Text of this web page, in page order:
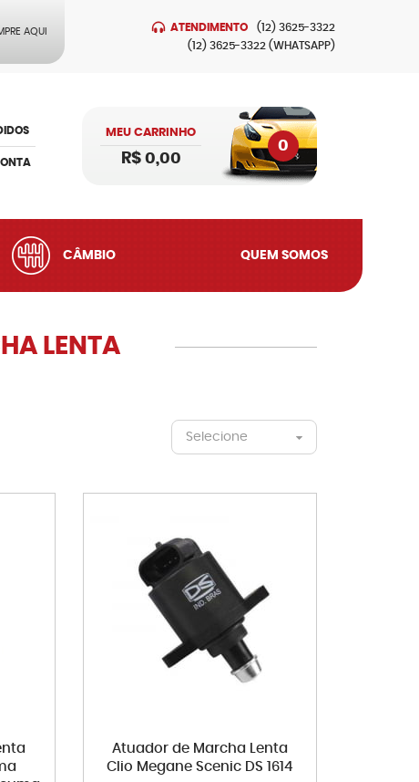
AQUI ATENDIMENTO (12) 3625-3322
(12) 3625-3322 (WHATSAPP)
MEU CARRINHO
0
R$ 0,00
CÂMBIO QUEM SOMOS
LENTA
Selecione
Atuador de Marcha Lenta
Clio Megane Scenic DS 1614